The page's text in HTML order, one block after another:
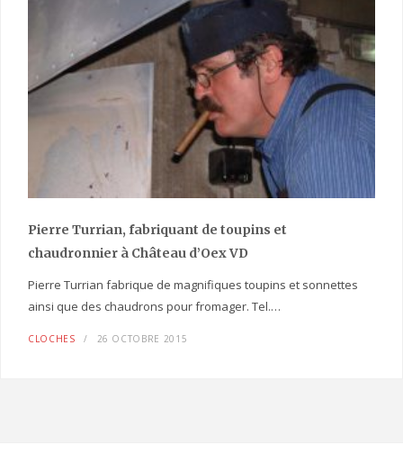
Pierre Turrian, fabriquant de toupins et
chaudronnier à Château d’Oex VD
Pierre Turrian fabrique de magnifiques toupins et sonnettes
ainsi que des chaudrons pour fromager. Tel.…
CLOCHES 26 OCTOBRE 2015